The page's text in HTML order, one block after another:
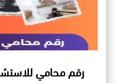
رقم محامي